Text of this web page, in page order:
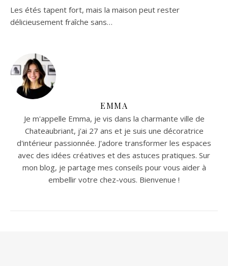
Les étés tapent fort, mais la maison peut rester
délicieusement fraîche sans…
EMMA
Je m'appelle Emma, je vis dans la charmante ville de
Chateaubriant, j'ai 27 ans et je suis une décoratrice
d'intérieur passionnée. J'adore transformer les espaces
avec des idées créatives et des astuces pratiques. Sur
mon blog, je partage mes conseils pour vous aider à
embellir votre chez-vous. Bienvenue !